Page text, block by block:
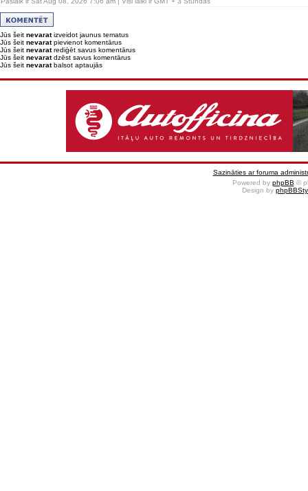
Jūs šeit nevaratizveidot jaunus tematus
Jūs šeit nevaratpievienot komentārus
Jūs šeit nevaratrediģēt savus komentārus
Jūs šeit nevaratdzēst savus komentārus
Jūs šeit nevaratbalsot aptaujās
Sazināties ar foruma
Powered by phpBB ©
Design by